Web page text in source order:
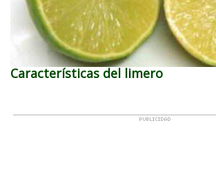
Características del limero